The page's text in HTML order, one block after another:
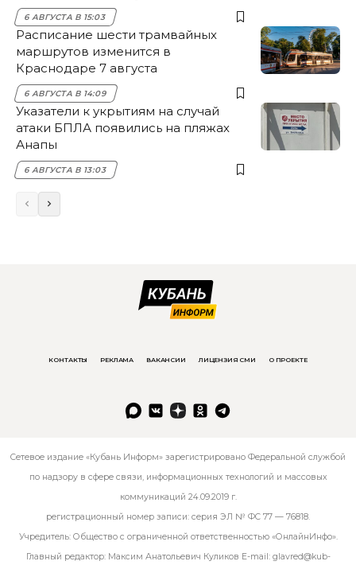
6 АВГУСТА В 15:03
Расписание шести трамвайных
маршрутов изменится в
Краснодаре 7 августа
6 АВГУСТА В 14:09
Указатели к укрытиям на случай
атаки БПЛА появились на пляжах
Анапы
6 АВГУСТА В 13:03
КОНТАКТЫ РЕКЛАМА ВАКАНСИИ ЛИЦЕНЗИЯ СМИ О ПРОЕКТЕ
Сетевое издание «Кубань Информ» зарегистрировано Федеральной службой
по надзору в сфере связи, информационных технологий и массовых
коммуникаций 24.09.2019 г.
регистрационный номер записи: серия ЭЛ № ФС 77 — 76818.
Учредитель: Общество с ограниченной ответственностью «ОнлайнИнфо».
Главный редактор: Максим Анатольевич Куликов E-mail: glavred@kub-